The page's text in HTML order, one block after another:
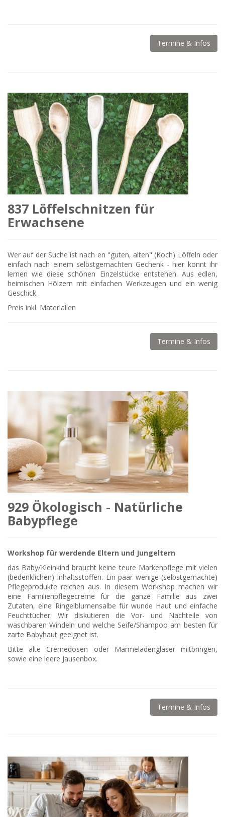
Termine & Infos
837 Löffelschnitzen für
Erwachsene
Wer auf der Suche ist nach en "guten, alten" (Koch) Löffeln oder
einfach nach einem selbstgemachten Gechenk - hier könnt ihr
lernen wie diese schönen Einzelstücke entstehen. Aus edlen,
heimischen Hölzern mit einfachen Werkzeugen und ein wenig
Geschick.
Preis inkl. Materialien
Termine & Infos
929 Ökologisch - Natürliche
Babypflege
Workshop für werdende Eltern und Jungeltern
das Baby/Kleinkind braucht keine teure Markenpflege mit vielen
(bedenklichen) Inhaltsstoffen. Ein paar wenige (selbstgemachte)
Pflegeprodukte reichen aus. In diesem Workshop machen wir
eine Familienpflegecreme für die ganze Familie aus zwei
Zutaten, eine Ringelblumensalbe für wunde Haut und einfache
Feuchttücher. Wir diskutieren die Vor- und Nachteile von
waschbaren Windeln und welche Seife/Shampoo am besten für
zarte Babyhaut geeignet ist.
Bitte alte Cremedosen oder Marmeladengläser mitbringen,
sowie eine leere Jausenbox.
Termine & Infos